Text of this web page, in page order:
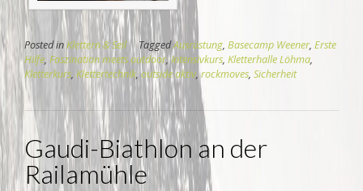
Posted inKlettern & Seil TaggedAusrüstung, Basecamp Weener, Erste
Hilfe, Faszination meets outdoor,Intensivkurs, Kletterhalle Löhma,
Kletterkurs, Klettertechnik,outside aktiv,rockmoves, Sicherheit
Gaudi-Biathlon an der
Railamühle